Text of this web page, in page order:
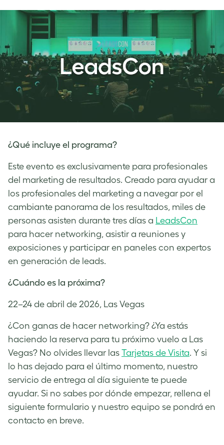
¿Qué incluye el programa?
Este evento es exclusivamente para profesionales
del marketing de resultados. Creado para ayudar a
los profesionales del marketing a navegar por el
cambiante panorama de los resultados, miles de
personas asisten durante tres días a LeadsCon
para hacer networking, asistir a reuniones y
exposiciones y participar en paneles con expertos
en generación de leads.
¿Cuándo es la próxima?
22–24 de abril de 2026, Las Vegas
¿Con ganas de hacer networking? ¿Ya estás
haciendo la reserva para tu próximo vuelo a Las
Vegas? No olvides llevar las Tarjetas de Visita. Y si
lo has dejado para el último momento, nuestro
servicio de entrega al día siguiente te puede
ayudar. Si no sabes por dónde empezar, rellena el
siguiente formulario y nuestro equipo se pondrá en
contacto en breve.